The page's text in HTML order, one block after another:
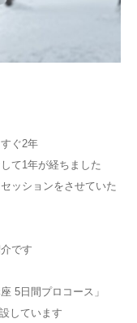
ぐ2年
て1年が経ちました
ッションをさせていた
です
5日間プロコース」
しています